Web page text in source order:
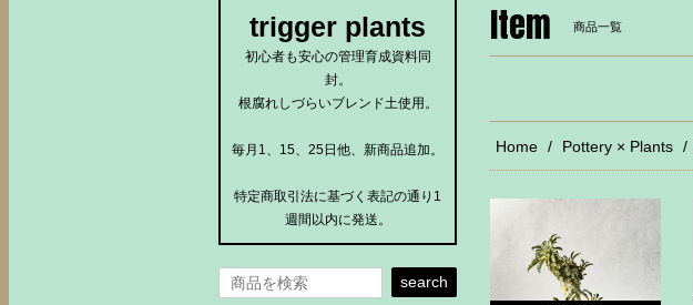
Item 商品一覧
Home Pottery × Plants
trigger plants
初心者も安心の管理育成資料同
封。
根腐れしづらいブレンド土使用。
毎月1、15、25日他、新商品追加。
特定商取引法に基づく表記の通り1
週間以内に発送。
search